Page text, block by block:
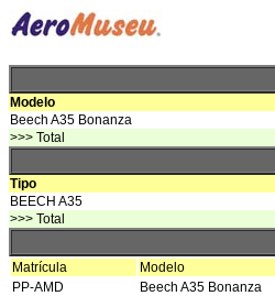
Modelo
Beech A35 Bonanza
>>> Total
Tipo
BEECH A35
>>> Total
Matrícula Modelo
PP-AMD
Beech A35 Bonanza